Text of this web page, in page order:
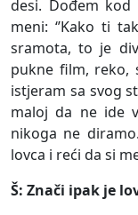
desi. Dođem
meni: ‘’Kako ti
sramota, to je
pukne film, reko,
istjeram sa svog
maloj da ne ide
nikoga ne
lovca i reći da si
Š: Znači ipak je